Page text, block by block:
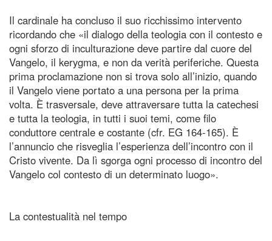
Il cardinale ha concluso il suo ricchissimo intervento
ricordando che «il dialogo della teologia con il contesto e
ogni sforzo di inculturazione deve partire dal cuore del
Vangelo, il kerygma, e non da verità periferiche. Questa
prima proclamazione non si trova solo all’inizio, quando
il Vangelo viene portato a una persona per la prima
volta. È trasversale, deve attraversare tutta la catechesi
e tutta la teologia, in tutti i suoi temi, come filo
conduttore centrale e costante (cfr. EG 164‑165). È
l’annuncio che risveglia l’esperienza dell’incontro con il
Cristo vivente. Da lì sgorga ogni processo di incontro del
Vangelo col contesto di un determinato luogo».
La contestualità nel tempo